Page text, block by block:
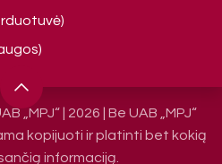
„MPJ“ | 2026 | Be UAB „MPJ“
kopijuoti ir platinti bet kokią
informaciją.